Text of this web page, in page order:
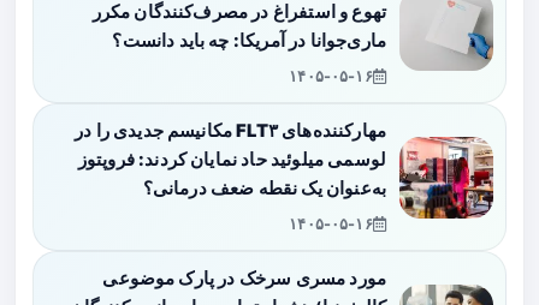
تهوع و استفراغ در مصرف‌کنندگان مکرر
ماری‌جوانا در آمریکا: چه باید دانست؟
۱۴۰۵-۰۵-۱۶
مهارکننده‌های FLT۳ مکانیسم جدیدی را در
لوسمی میلوئید حاد نمایان کردند: فروپتوز
به‌عنوان یک نقطه ضعف درمانی؟
۱۴۰۵-۰۵-۱۶
مورد مسری سرخک در پارک موضوعی